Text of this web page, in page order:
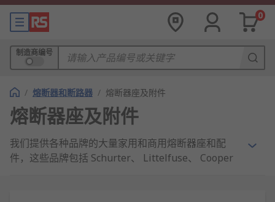
0
制造商编号
/ 熔断器和断路器 / 熔断器座及附件
熔断器座及附件
我们提供各种品牌的大量家用和商用熔断器座和配
件，这些品牌包括 Schurter、 Littelfuse、 Cooper